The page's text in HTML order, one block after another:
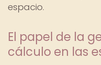
espacio.
El papel de la
cálculo en las